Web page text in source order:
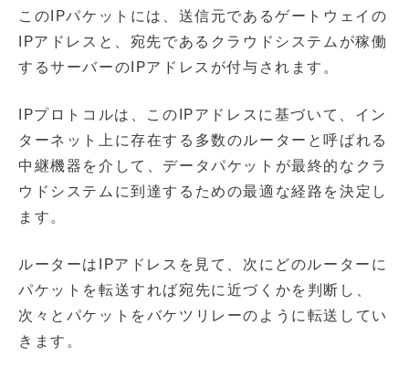
このIPパケットには、送信元であるゲートウェイの
IPアドレスと、宛先であるクラウドシステムが稼働
するサーバーのIPアドレスが付与されます。
IPプロトコルは、このIPアドレスに基づいて、イン
ターネット上に存在する多数のルーターと呼ばれる
中継機器を介して、データパケットが最終的なクラ
ウドシステムに到達するための最適な経路を決定し
ます。
ルーターはIPアドレスを見て、次にどのルーターに
パケットを転送すれば宛先に近づくかを判断し、
次々とパケットをバケツリレーのように転送してい
きます。